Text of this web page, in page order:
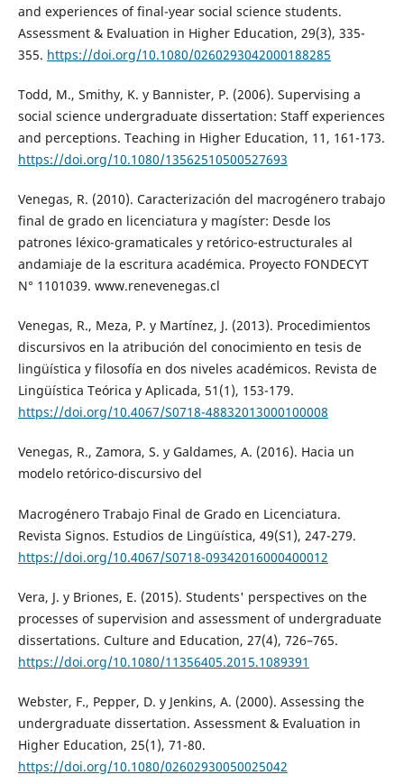
and experiences of final-year social science students.
Assessment & Evaluation in Higher Education, 29(3), 335-
355. https://doi.org/10.1080/0260293042000188285
Todd, M., Smithy, K. y Bannister, P. (2006). Supervising a
social science undergraduate dissertation: Staff experiences
and perceptions. Teaching in Higher Education, 11, 161-173.
https://doi.org/10.1080/13562510500527693
Venegas, R. (2010). Caracterización del macrogénero trabajo
final de grado en licenciatura y magíster: Desde los
patrones léxico-gramaticales y retórico-estructurales al
andamiaje de la escritura académica. Proyecto FONDECYT
N° 1101039. www.renevenegas.cl
Venegas, R., Meza, P. y Martínez, J. (2013). Procedimientos
discursivos en la atribución del conocimiento en tesis de
lingüística y filosofía en dos niveles académicos. Revista de
Lingüística Teórica y Aplicada, 51(1), 153-179.
https://doi.org/10.4067/S0718-48832013000100008
Venegas, R., Zamora, S. y Galdames, A. (2016). Hacia un
modelo retórico-discursivo del
Macrogénero Trabajo Final de Grado en Licenciatura.
Revista Signos. Estudios de Lingüística, 49(S1), 247-279.
https://doi.org/10.4067/S0718-09342016000400012
Vera, J. y Briones, E. (2015). Students' perspectives on the
processes of supervision and assessment of undergraduate
dissertations. Culture and Education, 27(4), 726–765.
https://doi.org/10.1080/11356405.2015.1089391
Webster, F., Pepper, D. y Jenkins, A. (2000). Assessing the
undergraduate dissertation. Assessment & Evaluation in
Higher Education, 25(1), 71-80.
https://doi.org/10.1080/02602930050025042